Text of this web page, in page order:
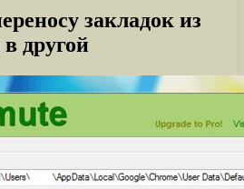
закладок из
в другой